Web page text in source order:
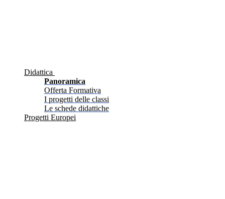
Didattica
Panoramica
Offerta Formativa
I progetti delle classi
Le schede didattiche
Progetti Europei